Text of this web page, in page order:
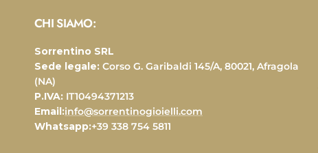
CHI SIAMO:
Sorrentino SRL
Sede legale: Corso G. Garibaldi 145/A, 80021, Afragola
(NA)
P.IVA: IT10494371213
Email:info@sorrentinogioielli.com
Whatsapp:+39 338 754 5811